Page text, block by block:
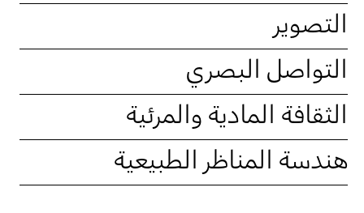
التصوير
التواصل البصري
الثقافة المادية والمرئية
هندسة المناظر الطبيعية